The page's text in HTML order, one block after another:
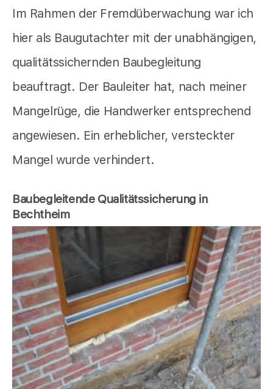
Im Rahmen der Fremdüberwachung war ich
hier als Baugutachter mit der unabhängigen,
qualitätssichernden Baubegleitung
beauftragt. Der Bauleiter hat, nach meiner
Mangelrüge, die Handwerker entsprechend
angewiesen. Ein erheblicher, versteckter
Mangel wurde verhindert.
Baubegleitende Qualitätssicherung in
Bechtheim